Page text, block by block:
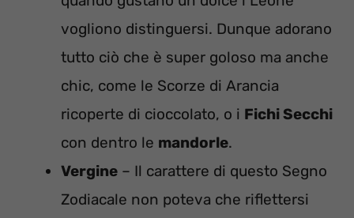
vogliono distinguersi. Dunque adorano
tutto ciò che è super goloso ma anche
chic, come le Scorze di Arancia
ricoperte di cioccolato, o i Fichi Secchi
con dentro le mandorle.
Vergine – Il carattere di questo Segno
Zodiacale non poteva che riflettersi